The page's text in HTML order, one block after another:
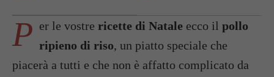
P er le vostre ricette di Natale ecco il pollo
ripieno di riso, un piatto speciale che
piacerà a tutti e che non è affatto complicato da